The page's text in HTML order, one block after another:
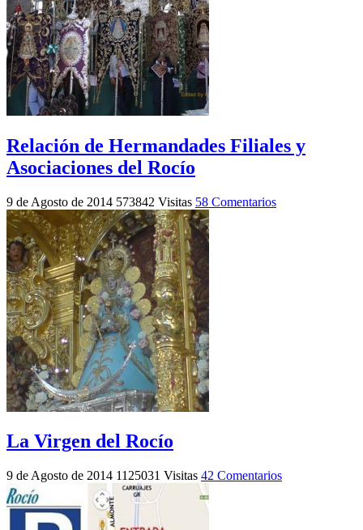
Relación de Hermandades Filiales y
Asociaciones del Rocío
9 de Agosto de 2014 573842 Visitas 58 Comentarios
La Virgen del Rocío
9 de Agosto de 2014 1125031 Visitas 42 Comentarios